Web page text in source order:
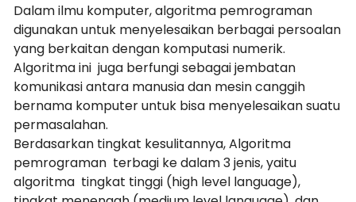
Dalam ilmu komputer, algoritma pemrograman
digunakan untuk menyelesaikan berbagai persoalan
yang berkaitan dengan komputasi numerik.
Algoritma ini juga berfungi sebagai jembatan
komunikasi antara manusia dan mesin canggih
bernama komputer untuk bisa menyelesaikan suatu
permasalahan.
Berdasarkan tingkat kesulitannya, Algoritma
pemrograman terbagi ke dalam 3 jenis, yaitu
algoritma tingkat tinggi (high level language),